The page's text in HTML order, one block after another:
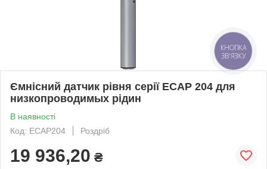
Ємнісний датчик рівня серії ECAP 204 для
низкопроводимых рідин
В наявності
Код: ECAP204
Роздріб
19 936,20 ₴
КНОПКА
ЗВ'ЯЗКУ